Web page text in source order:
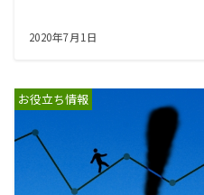
2020年7月1日
お役立ち情報